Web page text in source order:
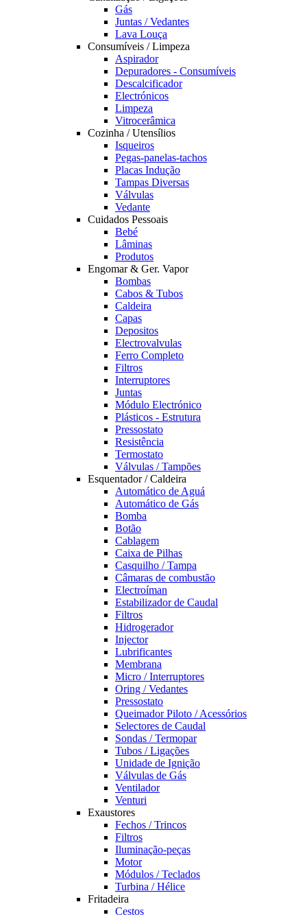
Gás
Juntas / Vedantes
Lava Louça
Consumíveis / Limpeza
Aspirador
Depuradores - Consumíveis
Descalcificador
Electrónicos
Limpeza
Vitrocerâmica
Cozinha / Utensílios
Isqueiros
Pegas-panelas-tachos
Placas Indução
Tampas Diversas
Válvulas
Vedante
Cuidados Pessoais
Bebé
Lâminas
Produtos
Engomar & Ger. Vapor
Bombas
Cabos & Tubos
Caldeira
Capas
Depositos
Electrovalvulas
Ferro Completo
Filtros
Interruptores
Juntas
Módulo Electrónico
Plásticos - Estrutura
Pressostato
Resistência
Termostato
Válvulas / Tampões
Esquentador / Caldeira
Automático de Aguá
Automático de Gás
Bomba
Botão
Cablagem
Caixa de Pilhas
Casquilho / Tampa
Câmaras de combustão
Electroíman
Estabilizador de Caudal
Filtros
Hidrogerador
Injector
Lubrificantes
Membrana
Micro / Interruptores
Oring / Vedantes
Pressostato
Queimador Piloto / Acessórios
Selectores de Caudal
Sondas / Termopar
Tubos / Ligações
Unidade de Ignição
Válvulas de Gás
Ventilador
Venturi
Exaustores
Fechos / Trincos
Filtros
Iluminação-peças
Motor
Módulos / Teclados
Turbina / Hélice
Fritadeira
Cestos